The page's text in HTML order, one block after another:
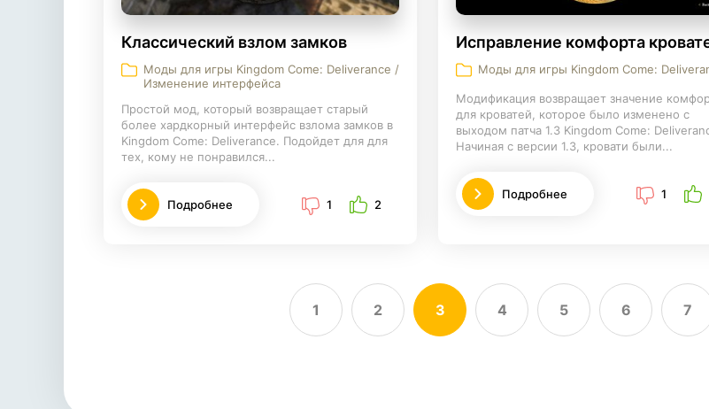
Классический взлом замков
Моды для игры Kingdom Come: Deliverance /
Изменение интерфейса
Простой мод, который возвращает старый
более хардкорный интерфейс взлома замков в
Kingdom Come: Deliverance. Подойдет для для
тех, кому не понравился...
Подробнее 1 2
Исправление комфорта
Моды для игры Kingdom Come:
Модификация возвращает значение
для кроватей, которое было изменено с
выходом патча 1.3 Kingdom Come:
Начиная с версии 1.3, кровати были...
Подробнее 1
1 2 3 4 5 6 7